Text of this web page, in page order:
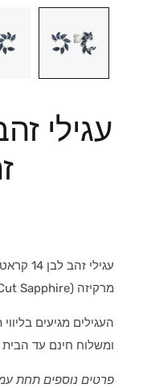
עגילי
עגילי
מרקיזה (Marquise Cut Sapphire)
העגילים מגיעים
ומשלוח חינם עד הבית
פרטים נוספים תחת